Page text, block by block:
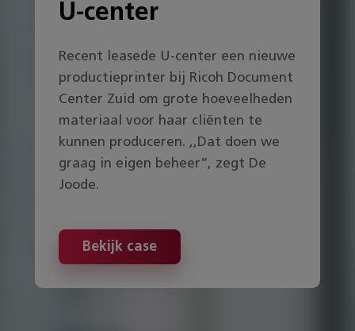
U-center
Recent leasede U-center een nieuwe
productieprinter bij Ricoh Document
Center Zuid om grote hoeveelheden
materiaal voor haar cliënten te
kunnen produceren. ,,Dat doen we
graag in eigen beheer”, zegt De
Joode.
Bekijk case